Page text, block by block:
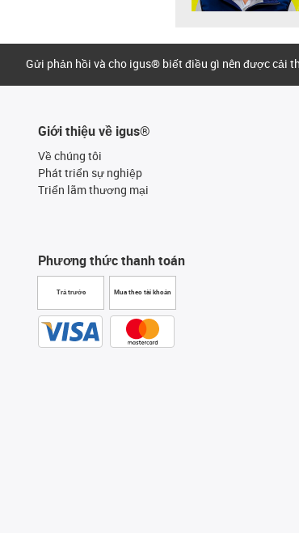
Gửi phản hồi và cho igus® biết điều gì nên được cải
Giới thiệu về igus®
Về chúng tôi
Phát triển sự nghiệp
Triển lãm thương mại
Phương thức thanh toán
Trả trước Mua theo tài khoản